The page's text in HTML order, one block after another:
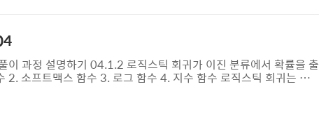
과정 설명하기 04.1.2 로직스틱 회귀가 이진 분류에서 확률을 출
소프트맥스 함수 3. 로그 함수 4. 지수 함수 로직스틱 회귀는 이진
값을 시그모이드 함수에 통과시켜 0~1 사이의 값을 만듭니다. 이
서 양성 클래스의 확률을 빼면 됩니다. 선택 미션 Ch.04(04-2) 과